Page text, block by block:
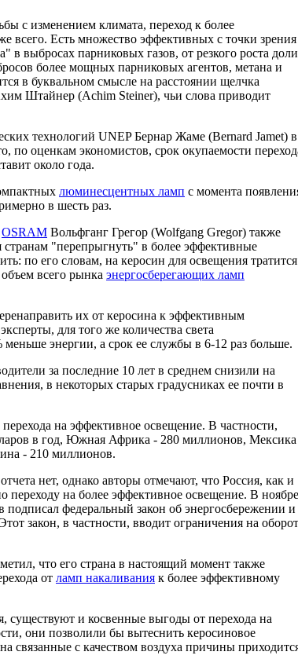
с изменением климата, переход к более
Есть множество эффективных с точки зрения
в выбросах парниковых газов, от резкого роста доли
более мощных парниковых агентов, метана и
в буквальном смысле на расстоянии щелчка
Штайнер (Achim Steiner), чьи слова приводит
технологий UNEP Бернар Жаме (Bernard Jamet) в
по оценкам экономистов, срок окупаемости
около года.
люминесцентных ламп с момента
в шесть раз.
OSRAM Вольфганг Грегор (Wolfgang Gregor) также
"перепрыгнуть" в более эффективные
по его словам, на керосин для освещения тратится
всего рынка энергосберегающих ламп
их от керосина к эффективным
для того же количества света
меньше энергии, а срок ее службы в 6-12 раз больше.
за последние 10 лет в среднем снизили на
в некоторых старых градусниках ее почти в
на эффективное освещение. В частности,
в год, Южная Африка - 280 миллионов, Мексика
- 210 миллионов.
нет, однако авторы отмечают, что Россия, как и
переходу на более эффективное освещение. В ноябре
федеральный закон об энергосбережении и
закон, в частности, вводит ограничения на оборот
что его страна в настоящий момент также
от ламп накаливания к более эффективному
существуют и косвенные выгоды от перехода на
они позволили бы вытеснить керосиновое
связанные с качеством воздуха причины